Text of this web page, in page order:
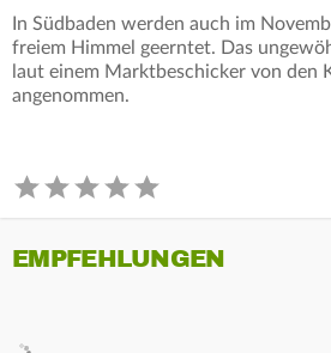
In Südbaden werden auch im
freiem Himmel geerntet. Das
laut einem Marktbeschicker von den
angenommen.
EMPFEHLUNGEN